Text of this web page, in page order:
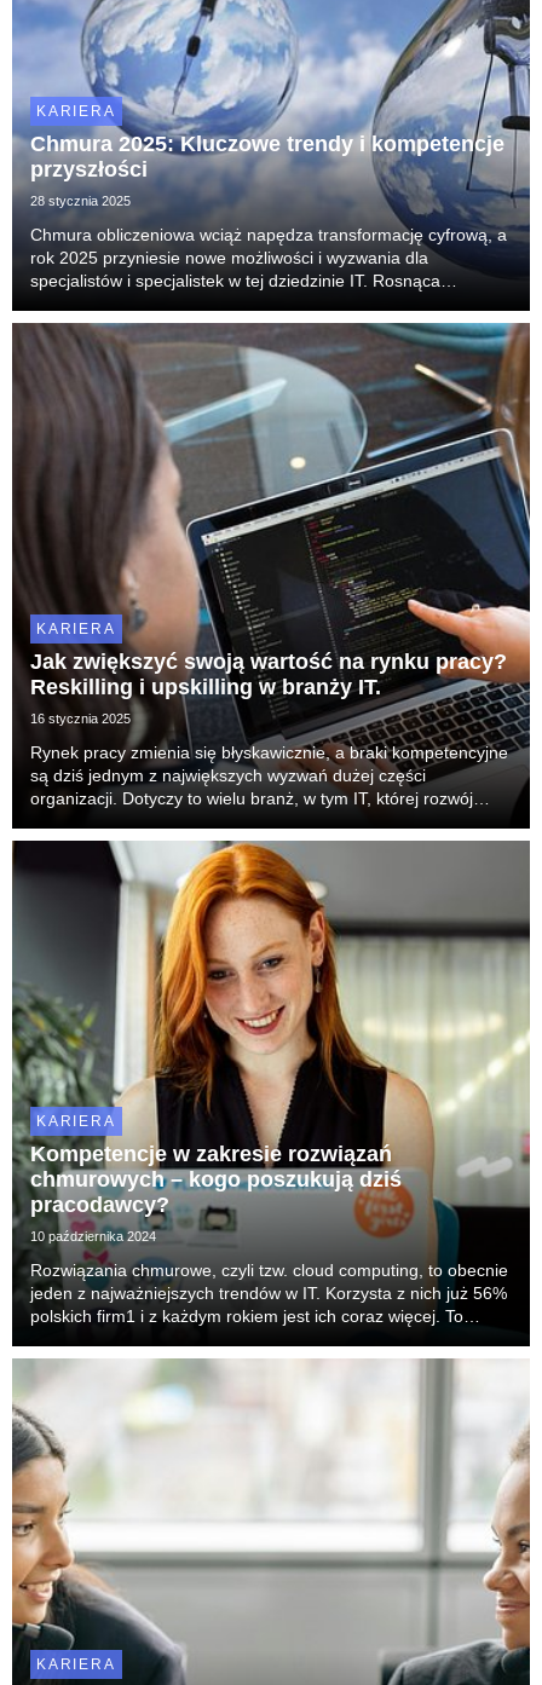
KARIERA
Chmura 2025: Kluczowe trendy i kompetencje
przyszłości
28 stycznia 2025
Chmura obliczeniowa wciąż napędza transformację cyfrową, a
rok 2025 przyniesie nowe możliwości i wyzwania dla
specjalistów i specjalistek w tej dziedzinie IT. Rosnąca
inteligencji zmieniają codzienność branży. ...
KARIERA
Jak zwiększyć swoją wartość na rynku pracy?
Reskilling i upskilling w branży IT.
16 stycznia 2025
Rynek pracy zmienia się błyskawicznie, a braki kompetencyjne
są dziś jednym z największych wyzwań dużej części
organizacji. Dotyczy to wielu branż, w tym IT, której rozwój
częściej inwestują w reskilling i upski...
KARIERA
Kompetencje w zakresie rozwiązań
chmurowych – kogo poszukują dziś
pracodawcy?
10 października 2024
Rozwiązania chmurowe, czyli tzw. cloud computing, to obecnie
jeden z najważniejszych trendów w IT. Korzysta z nich już 56%
polskich firm1 i z każdym rokiem jest ich coraz więcej. To
potencjałem, stąd wykwalifikowani eksp...
KARIERA